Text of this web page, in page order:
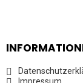
Impressum